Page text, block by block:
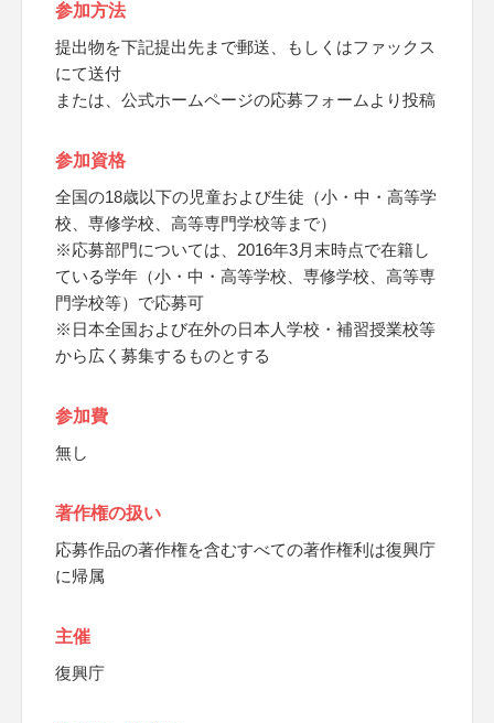
参加方法
提出物を下記提出先まで郵送、もしくはファックス
にて送付
または、公式ホームページの応募フォームより投稿
参加資格
全国の18歳以下の児童および生徒（小・中・高等学
校、専修学校、高等専門学校等まで）
※応募部門については、2016年3月末時点で在籍し
ている学年（小・中・高等学校、専修学校、高等専
門学校等）で応募可
※日本全国および在外の日本人学校・補習授業校等
から広く募集するものとする
参加費
無し
著作権の扱い
応募作品の著作権を含むすべての著作権利は復興庁
に帰属
主催
復興庁